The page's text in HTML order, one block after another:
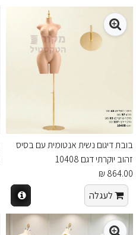
בובת דיגום נשית אנטומית עם בסיס
זהוב יוקרתי דגם 10408
864.00 ₪
לעגלה